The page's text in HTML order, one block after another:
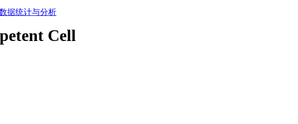
据统计与分析
Cell